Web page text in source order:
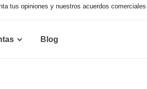
tus opiniones y nuestros acuerdos
Blog